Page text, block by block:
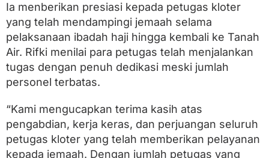
u
c
i
Ia menberikan presiasi kepada petugas kloter
yang telah mendampingi jemaah selama
pelaksanaan ibadah haji hingga kembali ke Tanah
Air. Rifki menilai para petugas telah menjalankan
tugas dengan penuh dedikasi meski jumlah
personel terbatas.
“Kami mengucapkan terima kasih atas
pengabdian, kerja keras, dan perjuangan seluruh
petugas kloter yang telah memberikan pelayanan
kepada jemaah. Dengan jumlah petugas yang